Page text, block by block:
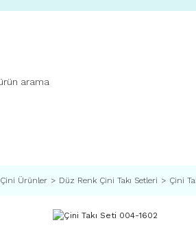
Çini Ürünler Düz Renk Çini Takı Setleri Çini